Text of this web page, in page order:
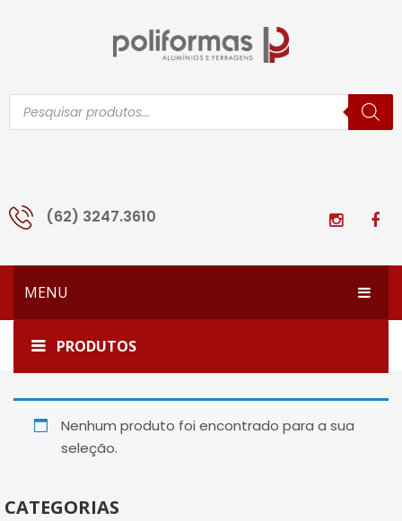
Pesquisar
produtos
(62) 3247.3610
MENU
HOME
EMPRESA
PRODUTOS
CATÁLOGO
PRODUTOS
Início Ferragens e Ferramentas
CATEGORIAS
Nenhum produto foi encontrado para a sua
seleção.